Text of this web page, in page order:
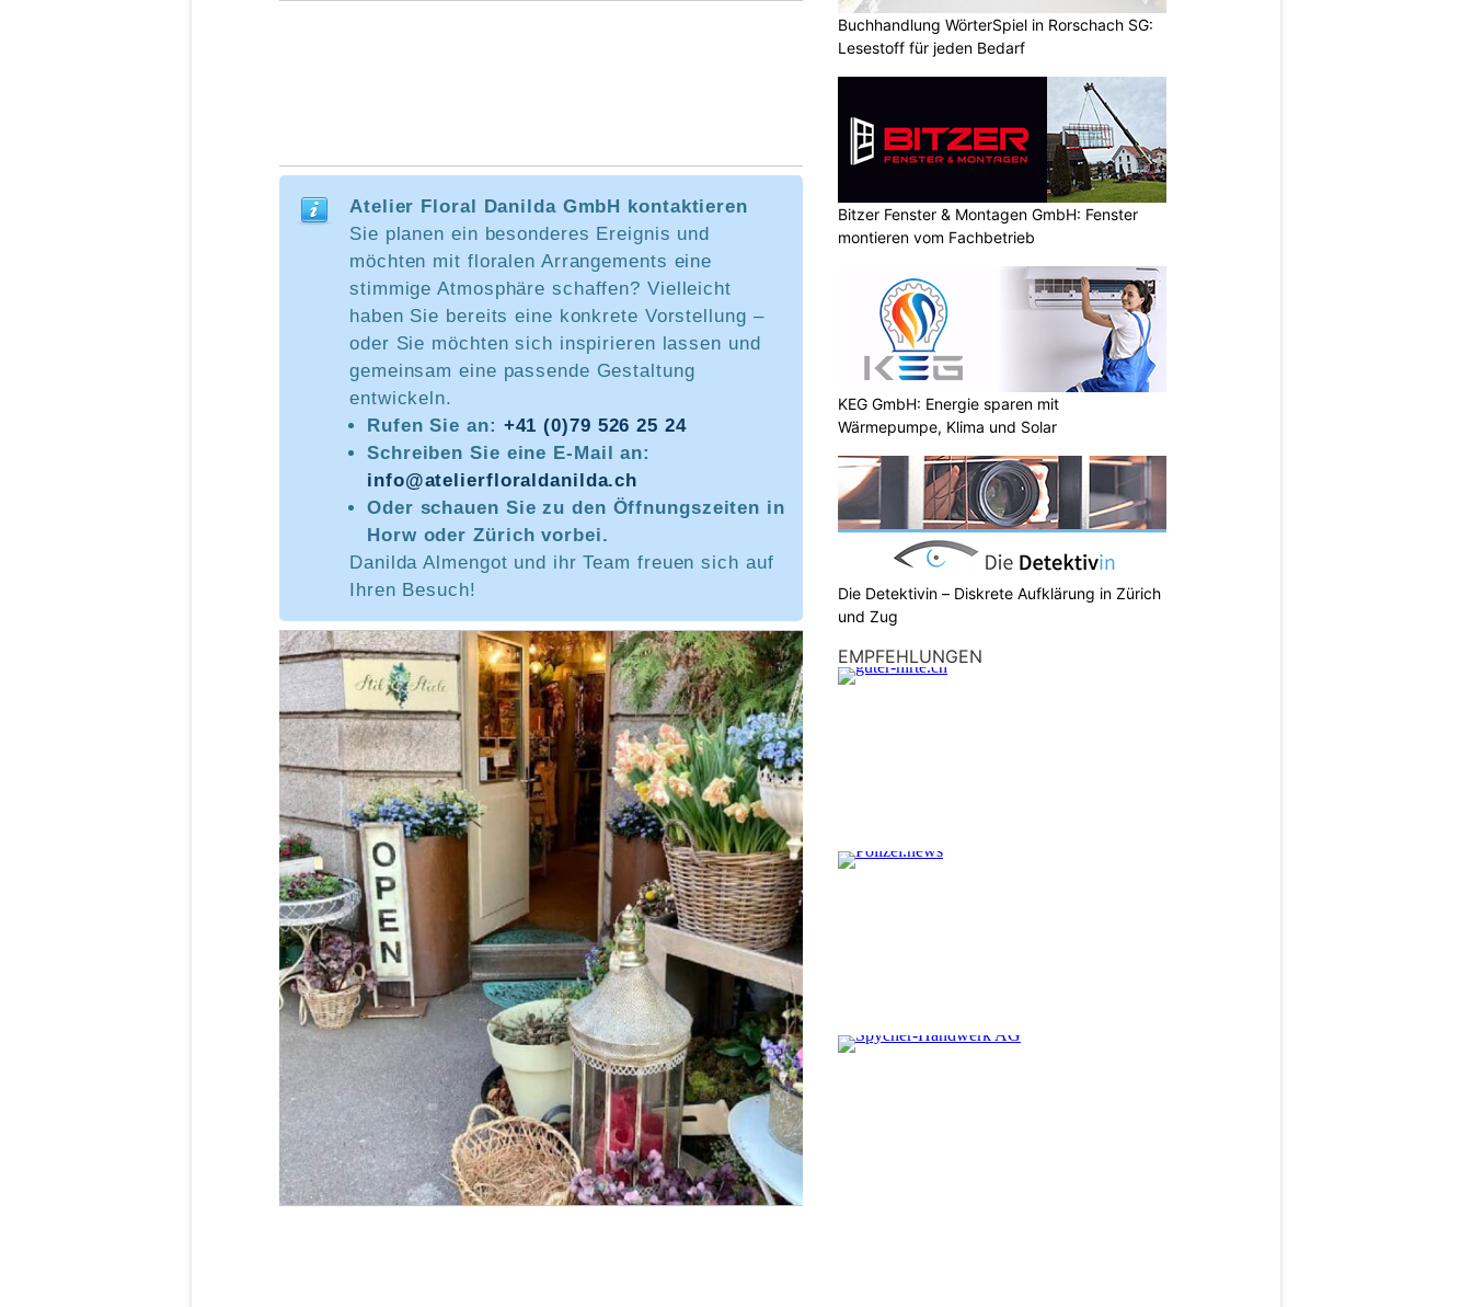
Atelier Floral Danilda GmbH kontaktieren
Sie planen ein besonderes Ereignis und
möchten mit floralen Arrangements eine
stimmige Atmosphäre schaffen? Vielleicht
haben Sie bereits eine konkrete Vorstellung –
oder Sie möchten sich inspirieren lassen und
gemeinsam eine passende Gestaltung
entwickeln.
Rufen Sie an: +41 (0)79 526 25 24
Schreiben Sie eine E-Mail an:
info@atelierfloraldanilda.ch
Oder schauen Sie zu den Öffnungszeiten in
Horw oder Zürich vorbei.
Danilda Almengot und ihr Team freuen sich auf
Ihren Besuch!
Buchhandlung WörterSpiel in Rorschach SG:
Lesestoff für jeden Bedarf
Bitzer Fenster & Montagen GmbH: Fenster
montieren vom Fachbetrieb
KEG GmbH: Energie sparen mit
Wärmepumpe, Klima und Solar
Die Detektivin – Diskrete Aufklärung in Zürich
und Zug
EMPFEHLUNGEN